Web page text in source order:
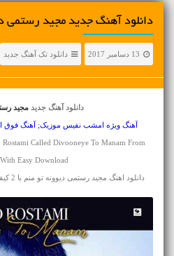
دانلود آهنگ جديد مجید رستمی
13 دسامبر 2017 دانلود تک آهنگ جدید
دانلود آهنگ جدید مجید
آهنگ ویژه امشب نفیس موزیک; آهنگ فوق
Called Divooneye To Manam From
Easy Download
دانلود اهنگ مجید رستمی دیوونه تو منم با 2 کیفیت + متن ترانه + پخش آنلاین موزیک